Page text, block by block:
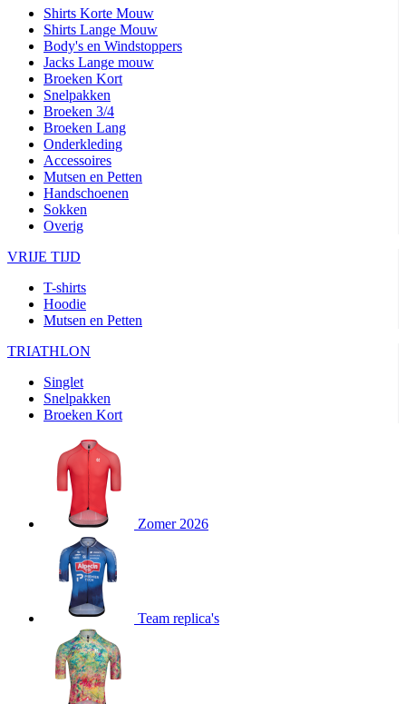
Shirts Korte Mouw
Shirts Lange Mouw
Body's en Windstoppers
Jacks Lange mouw
Broeken Kort
Snelpakken
Broeken 3/4
Broeken Lang
Onderkleding
Accessoires
Mutsen en Petten
Handschoenen
Sokken
Overig
VRIJE TIJD
T-shirts
Hoodie
Mutsen en Petten
TRIATHLON
Singlet
Snelpakken
Broeken Kort
Zomer 2026
Team replica's